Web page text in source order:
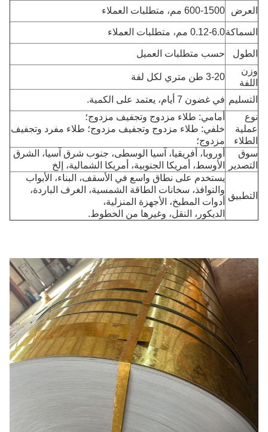
العرض
600-1500 مم، متطلبات العملاء
السماكة0.12-6.0 مم، متطلبات العملاء
الطول
حسب متطلبات العميل
وزن
اللفة
3-20 طن متري لكل لفة
التسليم في غضون 7 أيام، يعتمد على الكمية.
نوع
عملية
الطلاء
أمامي: طلاء مزدوج وتجفيف مزدوج؛
خلفي: طلاء مزدوج وتجفيف مزدوج؛ طلاء مفرد وتجفيف
مزدوج؛
سوق
التصدير
أوروبا، أفريقيا، آسيا الوسطى، جنوب شرق آسيا، الشرق
الأوسط، أمريكا الجنوبية، أمريكا الشمالية، إلخ
التطبيق
يستخدم على نطاق واسع في الأسقف، البناء، الأبواب
والنوافذ، سخانات الطاقة الشمسية، الغرف الباردة،
أدوات المطبخ، الأجهزة المنزلية،
الديكور، النقل، وغيرها من الخطوط.